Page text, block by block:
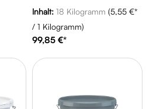
Inhalt: 18 Kilogramm (5,55 €*
/ 1 Kilogramm)
99,85 €*